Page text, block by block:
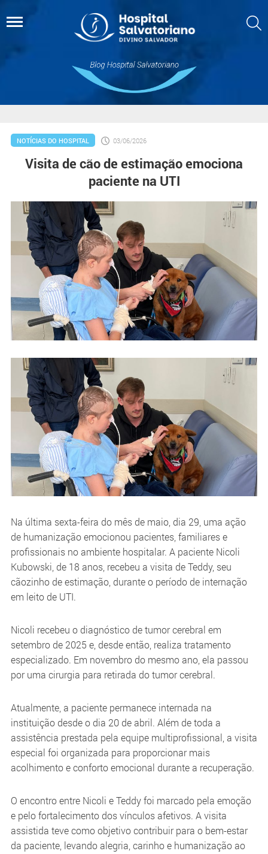
NOTÍCIAS DO HOSPITAL 03/06/2026
Visita de cão de estimação emociona
paciente na UTI
Na última sexta-feira do mês de maio, dia 29, uma ação
de humanização emocionou pacientes, familiares e
profissionais no ambiente hospitalar. A paciente Nicoli
Kubowski, de 18 anos, recebeu a visita de Teddy, seu
cãozinho de estimação, durante o período de internação
em leito de UTI.
Nicoli recebeu o diagnóstico de tumor cerebral em
setembro de 2025 e, desde então, realiza tratamento
especializado. Em novembro do mesmo ano, ela passou
por uma cirurgia para retirada do tumor cerebral.
Atualmente, a paciente permanece internada na
instituição desde o dia 20 de abril. Além de toda a
assistência prestada pela equipe multiprofissional, a visita
especial foi organizada para proporcionar mais
acolhimento e conforto emocional durante a recuperação.
O encontro entre Nicoli e Teddy foi marcado pela emoção
e pelo fortalecimento dos vínculos afetivos. A visita
assistida teve como objetivo contribuir para o bem-estar
da paciente, levando alegria, carinho e humanização ao